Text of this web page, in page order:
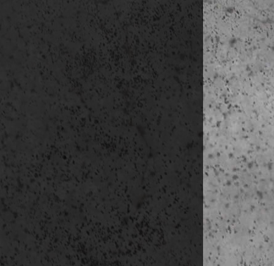
Weboldalon
Az
A
Az
Az
Az
Az
meg.
Az
Az
A
A
Kezelt
Név
Születési
Anyja neve
Kamarai
Lakcím